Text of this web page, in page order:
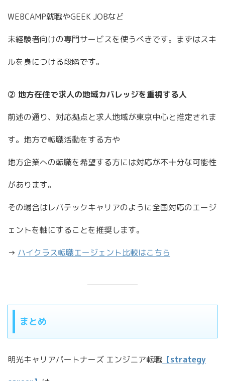
WEBCAMP就職やGEEK JOBなど
未経験者向けの専門サービスを使うべきです。まずはスキ
ルを身につける段階です。
② 地方在住で求人の地域カバレッジを重視する人
前述の通り、対応拠点と求人地域が東京中心と推定されま
す。地方で転職活動をする方や
地方企業への転職を希望する方には対応が不十分な可能性
があります。
その場合はレバテックキャリアのように全国対応のエージ
ェントを軸にすることを推奨します。
→ ハイクラス転職エージェント比較はこちら
まとめ
明光キャリアパートナーズ エンジニア転職 【strategy